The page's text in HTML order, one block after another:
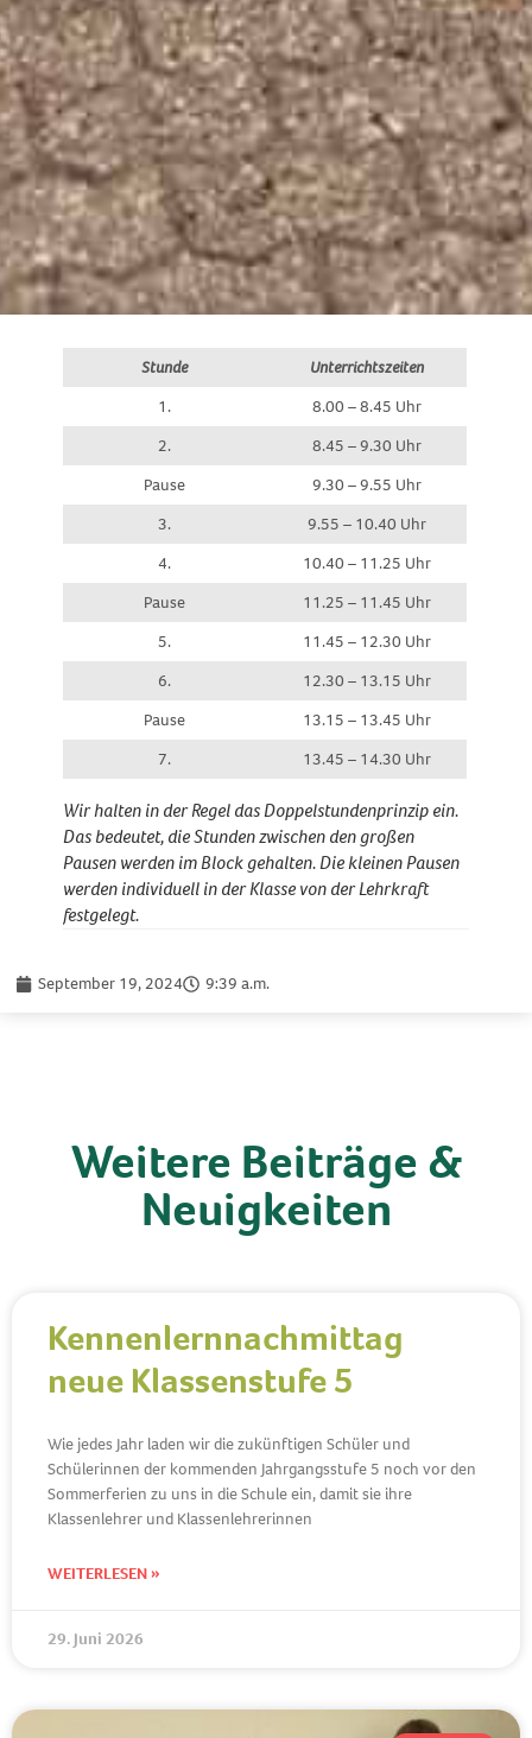
Stunde
Unterrichtszeiten
1.
8.00 – 8.45 Uhr
2.
8.45 – 9.30 Uhr
Pause
9.30 – 9.55 Uhr
3.
9.55 – 10.40 Uhr
4.
10.40 – 11.25 Uhr
Pause
11.25 – 11.45 Uhr
5.
11.45 – 12.30 Uhr
6.
12.30 – 13.15 Uhr
Pause
13.15 – 13.45 Uhr
7.
13.45 – 14.30 Uhr
Wir halten in der Regel das Doppelstundenprinzip ein.
Das bedeutet, die Stunden zwischen den großen
Pausen werden im Block gehalten. Die kleinen Pausen
werden individuell in der Klasse von der Lehrkraft
festgelegt.
September 19, 2024 9:39 a.m.
Weitere Beiträge &
Neuigkeiten
Kennenlernnachmittag
neue Klassenstufe 5
Wie jedes Jahr laden wir die zukünftigen Schüler und
Schülerinnen der kommenden Jahrgangsstufe 5 noch vor den
Sommerferien zu uns in die Schule ein, damit sie ihre
Klassenlehrer und Klassenlehrerinnen
WEITERLESEN »
29. Juni 2026